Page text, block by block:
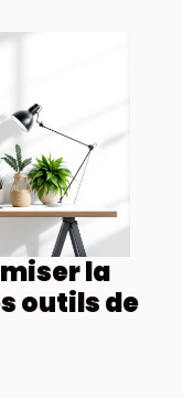
la
outils de